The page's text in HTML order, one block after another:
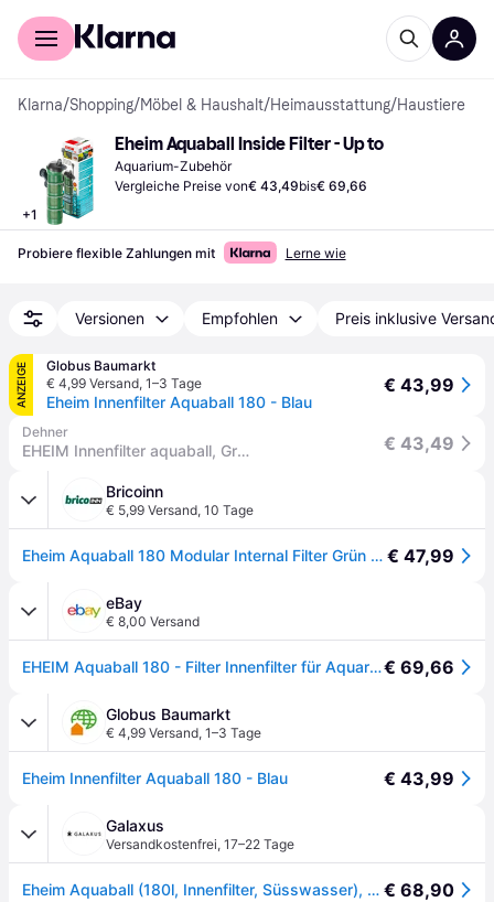
Für Shopper
Klarna/Shopping/Möbel & Haushalt/Heimausstattung/Haustiere
+1
Eheim Aquaball Inside Filter - Up to
Aquarium-Zubehör
Vergleiche Preise von€ 43,49bis€ 69,66
Probiere flexible Zahlungen mit Lerne wie
Versionen Empfohlen Preis inklusive
ANZEIGE
Globus Baumarkt
€ 4,99 Versand, 1–3 Tage
Eheim Innenfilter Aquaball 180 - Blau
€ 43,99
Dehner
EHEIM Innenfilter aquaball, Grün, Dunkelgrau - Kunststoff € 43,49
Bricoinn
€ 5,99 Versand, 10 Tage
Eheim Aquaball 180 Modular Internal Filter Grün One Size / EU Plug 220V € 47,99
eBay
€ 8,00 Versand
EHEIM Aquaball 180 - Filter Innenfilter für Aquarium Bis 180 Liter/220volts€ 69,66
Globus Baumarkt
€ 4,99 Versand, 1–3 Tage
Eheim Innenfilter Aquaball 180 - Blau € 43,99
Galaxus
Versandkostenfrei, 17–22 Tage
Eheim Aquaball (180l, Innenfilter, Süsswasser), Aquarium Filter € 68,90